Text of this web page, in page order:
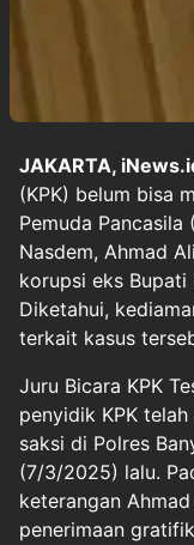
JAKARTA,
(KPK) belum bisa
Pemuda
Nasdem, Ahmad
korupsi eks Bupati
Diketahui,
terkait kasus
Juru Bicara KPK
penyidik KPK
saksi di Polres
(7/3/2025) lalu.
keterangan
penerimaan